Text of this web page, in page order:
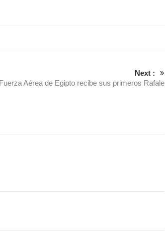
Next :
Fuerza Aérea de Egipto recibe sus primeros Rafale